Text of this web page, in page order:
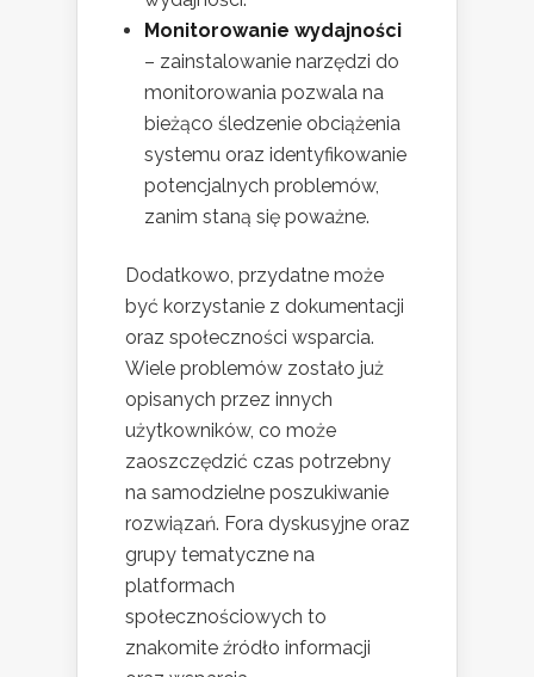
Monitorowanie wydajności
– zainstalowanie narzędzi do
monitorowania pozwala na
bieżąco śledzenie obciążenia
systemu oraz identyfikowanie
potencjalnych problemów,
zanim staną się poważne.
Dodatkowo, przydatne może
być korzystanie z dokumentacji
oraz społeczności wsparcia.
Wiele problemów zostało już
opisanych przez innych
użytkowników, co może
zaoszczędzić czas potrzebny
na samodzielne poszukiwanie
rozwiązań. Fora dyskusyjne oraz
grupy tematyczne na
platformach
społecznościowych to
znakomite źródło informacji